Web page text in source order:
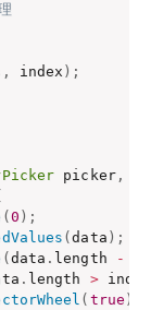
, index ) ;
picker,
( 0 ) ;
(data ) ;
( data . length -
. length > index
( true )